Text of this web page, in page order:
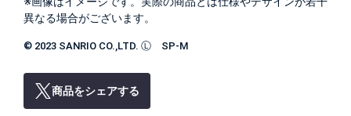
異なる場合がございます。
© 2023 SANRIO CO.,LTD. Ⓛ SP-M
商品をシェアする